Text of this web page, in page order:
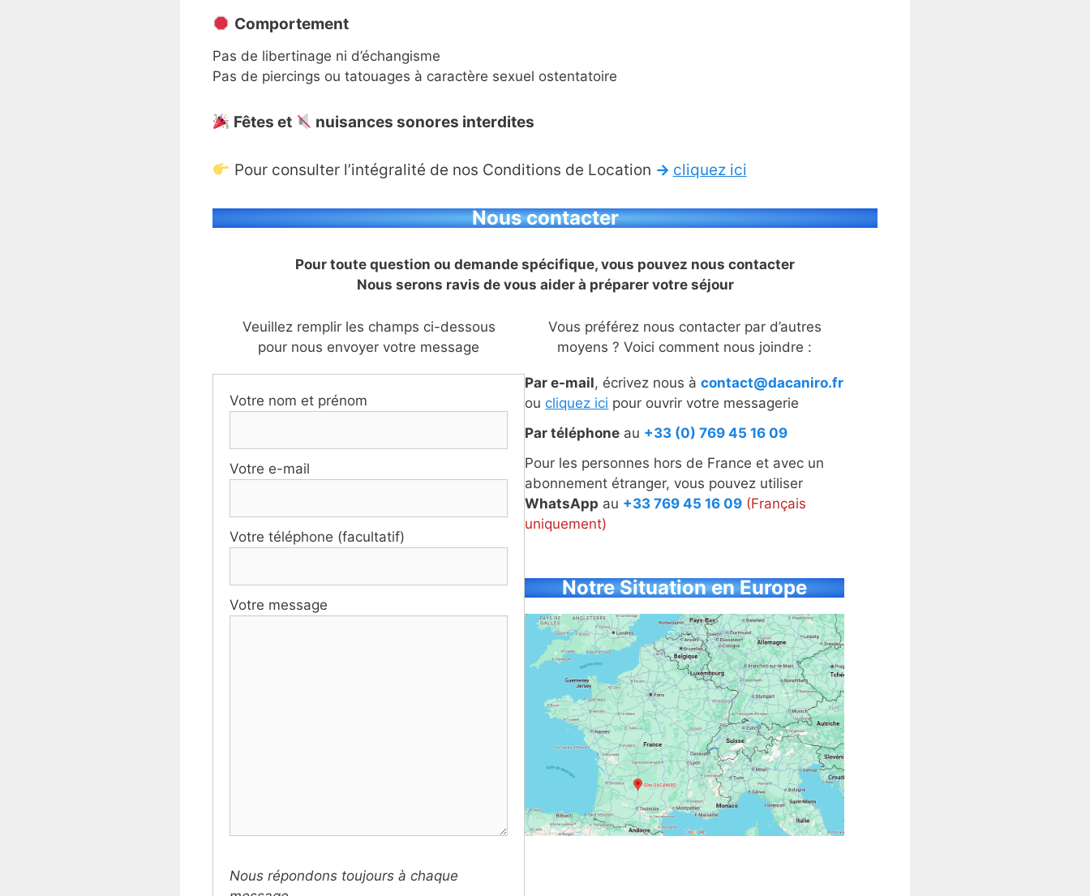
Comportement
Pas de libertinage ni d’échangisme
Pas de piercings ou tatouages à caractère sexuel ostentatoire
Fêtes et nuisances sonores interdites
Pour consulter l’intégralité de nos Conditions de Location → cliquez ici
Nous contacter
Pour toute question ou demande spécifique, vous pouvez nous contacter
Nous serons ravis de vous aider à préparer votre séjour
Veuillez remplir les champs ci-dessous
pour nous envoyer votre message
Votre nom et prénom
Votre e-mail
Votre téléphone (facultatif)
Votre message
Nous répondons toujours à chaque
Vous préférez nous contacter par d’autres
moyens ? Voici comment nous joindre :
Par e-mail, écrivez nous àcontact@dacaniro.fr
oucliquez ici pour ouvrir votre messagerie
Par téléphone au +33 (0) 769 45 16 09
Pour les personnes hors de France et avec un
abonnement étranger, vous pouvez utiliser
WhatsApp au +33 769 45 16 09 (Français
uniquement)
Notre Situation en Europe